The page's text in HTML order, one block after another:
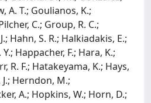
A. T.; Goulianos, K.;
C.; Group, R. C.;
Hahn, S. R.; Halkiadakis, E.;
Happacher, F.; Hara, K.;
R. F.; Hatakeyama, K.; Hays,
Herndon, M.;
A.; Hopkins, W.; Horn, D.;